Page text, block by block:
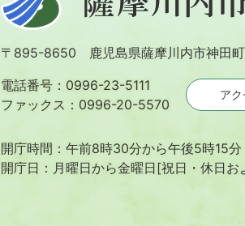
薩
摩
川
内
市
〒895-8650 鹿児島県薩摩川内市神田
電話番号：0996-23-5111
ファックス：0996-20-5570
アク
開庁時間：午前8時30分から午後5時15分
開庁日：月曜日から金曜日[祝日・休日お